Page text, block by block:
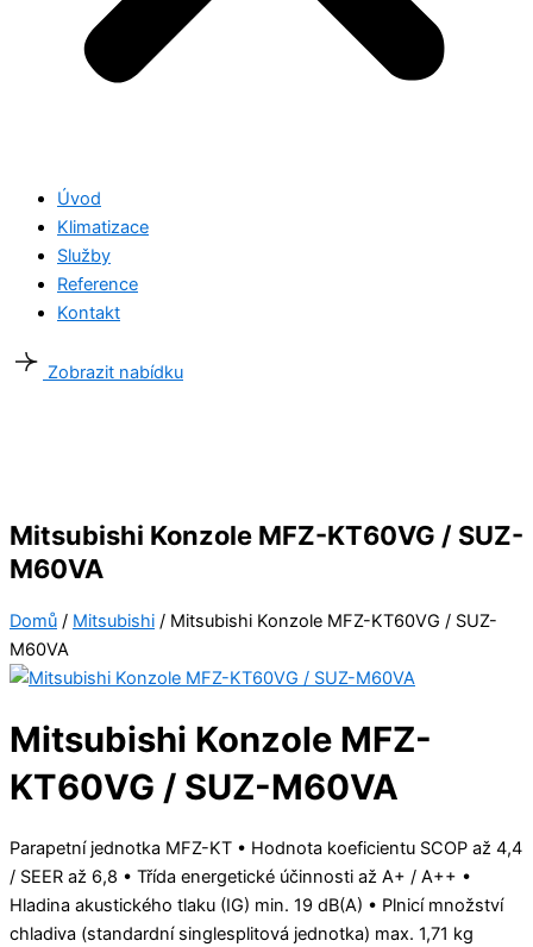
Úvod
Klimatizace
Služby
Reference
Kontakt
Zobrazit nabídku
Mitsubishi Konzole MFZ-KT60VG / SUZ-
M60VA
Domů / Mitsubishi / Mitsubishi Konzole MFZ-KT60VG / SUZ-
M60VA
Mitsubishi Konzole MFZ-
KT60VG / SUZ-M60VA
Parapetní jednotka MFZ-KT • Hodnota koeficientu SCOP až 4,4
/ SEER až 6,8 • Třída energetické účinnosti až A+ / A++ •
Hladina akustického tlaku (IG) min. 19 dB(A) • Plnicí množství
chladiva (standardní singlesplitová jednotka) max. 1,71 kg